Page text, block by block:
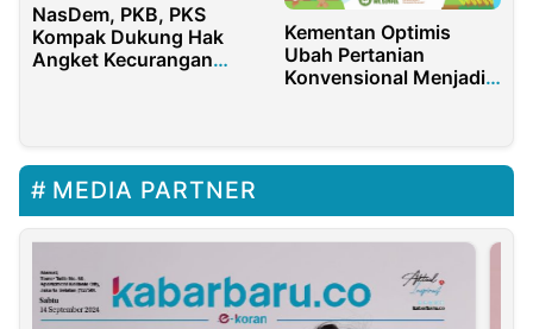
NasDem, PKB, PKS
Kompak Dukung Hak
Angket Kecurangan
Kementan Optimis
Ubah Pertanian
Konvensional Menjadi
MEDIA PARTNER